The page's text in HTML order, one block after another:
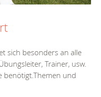
sich besonders an alle
Trainer, usw.
benötigt.Themen und